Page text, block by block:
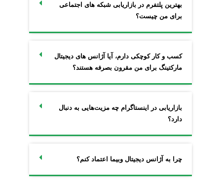
بهترین پلتفرم در بازاریابی شبکه های اجتماعی
برای من چیست؟
کسب و کار کوچکی دارم، آیا آژانس های دیجیتال
مارکتینگ برای من مقرون بصرفه هستند؟
بازاریابی در اینستاگرام چه مزیت‌هایی به دنبال
دارد؟
چرا به آژانس دیجیتال وبیما اعتماد کنم؟